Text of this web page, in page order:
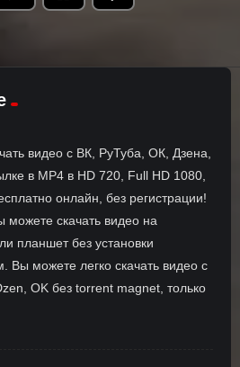
видео с ВК, РуТуба, ОК, Дзена,
в MP4 в HD 720, Full HD 1080,
онлайн, без регистрации!
скачать видео на
планшет без установки
Вы можете легко скачать видео с
OK без torrent magnet, только